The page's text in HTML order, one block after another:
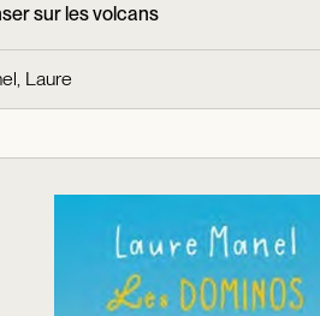
sur les volcans
Laure